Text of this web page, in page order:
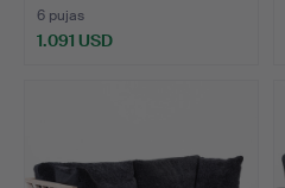
6 pujas
1.091 USD